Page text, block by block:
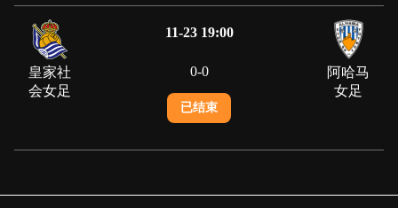
11-23 19:00
皇家社
会女足
0-0
阿哈马
女足
已结束